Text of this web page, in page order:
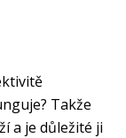
Takže
a je důležité ji